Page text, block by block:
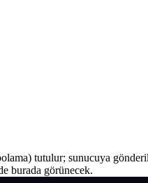
tutulur; sunucuya
burada görünecek.